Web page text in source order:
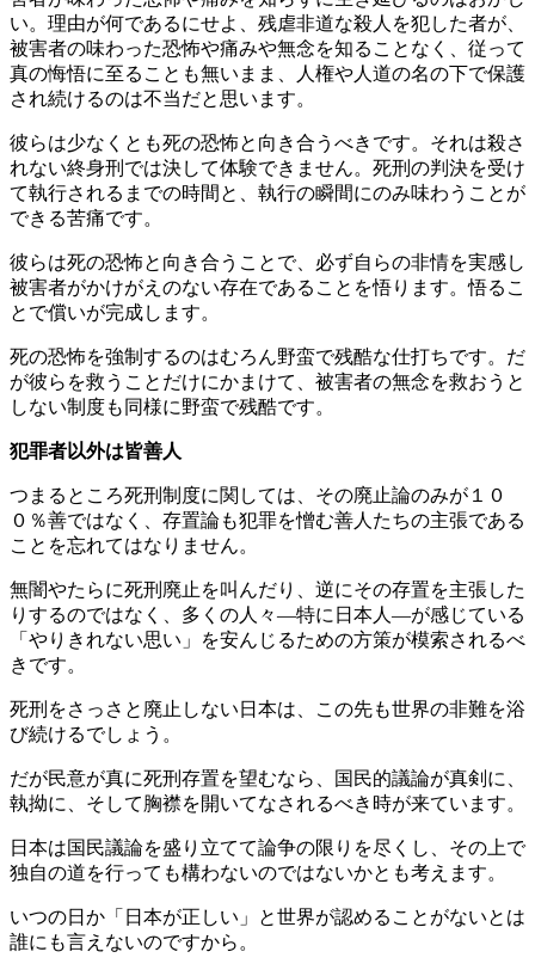
い。理由が何であるにせよ、残虐非道な殺人を犯した者が、
被害者の味わった恐怖や痛みや無念を知ることなく、従って
真の悔悟に至ることも無いまま、人権や人道の名の下で保護
され続けるのは不当だと思います。
彼らは少なくとも死の恐怖と向き合うべきです。それは殺さ
れない終身刑では決して体験できません。死刑の判決を受け
て執行されるまでの時間と、執行の瞬間にのみ味わうことが
できる苦痛です。
彼らは死の恐怖と向き合うことで、必ず自らの非情を実感し
被害者がかけがえのない存在であることを悟ります。悟るこ
とで償いが完成します。
死の恐怖を強制するのはむろん野蛮で残酷な仕打ちです。だ
が彼らを救うことだけにかまけて、被害者の無念を救おうと
しない制度も同様に野蛮で残酷です。
犯罪者以外は皆善人
つまるところ死刑制度に関しては、その廃止論のみが１０
０％善ではなく、存置論も犯罪を憎む善人たちの主張である
ことを忘れてはなりません。
無闇やたらに死刑廃止を叫んだり、逆にその存置を主張した
りするのではなく、多くの人々―特に日本人―が感じている
「やりきれない思い」を安んじるための方策が模索されるべ
きです。
死刑をさっさと廃止しない日本は、この先も世界の非難を浴
び続けるでしょう。
だが民意が真に死刑存置を望むなら、国民的議論が真剣に、
執拗に、そして胸襟を開いてなされるべき時が来ています。
日本は国民議論を盛り立てて論争の限りを尽くし、その上で
独自の道を行っても構わないのではないかとも考えます。
いつの日か「日本が正しい」と世界が認めることがないとは
誰にも言えないのですから。